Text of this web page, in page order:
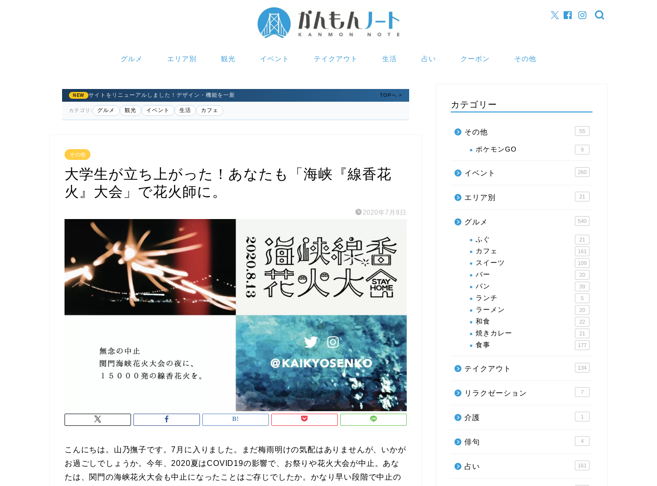
グルメ エリア別 観光 イベント テイクアウト 生活 占い クーポン その他
NEW サイトをリニューアルしました！デザイン・機能を一新 TOPへ >
カテゴリ: グルメ 観光 イベント 生活 カフェ
その他
大学生が立ち上がった！あなたも「海峡『線香花
火』大会」で花火師に。
2020年7月8日
こんにちは。山乃撫子です。7月に入りました。まだ梅雨明けの気配はありませんが、いかが
お過ごしでしょうか。今年、2020夏はCOVID19の影響で、お祭りや花火大会が中止。あな
たは、関門の海峡花火大会も中止になったことはご存じでしたか。かなり早い段階で中止の
カテゴリー
その他 55
ポケモンGO 9
イベント 260
エリア別 21
グルメ 540
ふぐ 21
カフェ 161
スイーツ 109
バー 20
パン 39
ランチ 5
ラーメン 20
和食 22
焼きカレー 21
食事 177
テイクアウト 134
リラクゼーション 7
介護 1
俳句 4
占い 161